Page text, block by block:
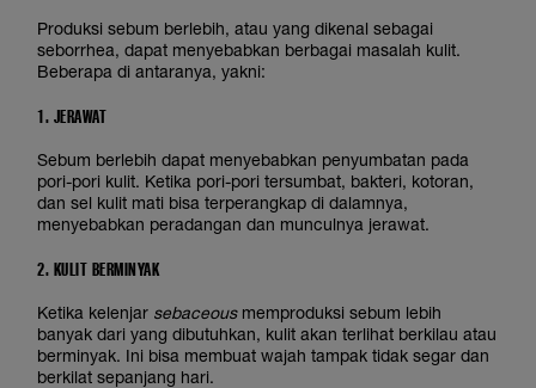
Produksi sebum berlebih, atau yang dikenal sebagai
seborrhea, dapat menyebabkan berbagai masalah kulit.
Beberapa di antaranya, yakni:
1. JERAWAT
Sebum berlebih dapat menyebabkan penyumbatan pada
pori-pori kulit. Ketika pori-pori tersumbat, bakteri, kotoran,
dan sel kulit mati bisa terperangkap di dalamnya,
menyebabkan peradangan dan munculnya jerawat.
2. KULIT BERMINYAK
Ketika kelenjar sebaceousmemproduksi sebum lebih
banyak dari yang dibutuhkan, kulit akan terlihat berkilau atau
berminyak. Ini bisa membuat wajah tampak tidak segar dan
berkilat sepanjang hari.